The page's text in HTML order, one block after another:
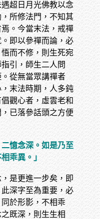
超日月光佛教以念
所修法門，不知其
。今當末法，戒禪
即以參禪而論，必
而不修，則生死宛
引，師生二人問
從無當眾講禪者
末法時期，人多鈍
觀心者，虛雲老和
已落參話頭之方便
憶念深。如是乃至
乖異。」
是更進一步矣，即
深字至為重要，必
於形影，不相乖
既深，則生生相